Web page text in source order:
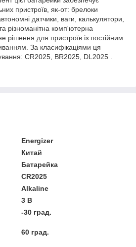
пристроїв, як-от: брелоки
датчики, ваги, калькулятори,
різноманітна комп'ютерна
рішення для пристроїв із постійним
За класифікаціями ця
CR2025, BR2025, DL2025 .
Energizer
Китай
Батарейка
CR2025
Alkaline
3 В
-30 град.
60 град.